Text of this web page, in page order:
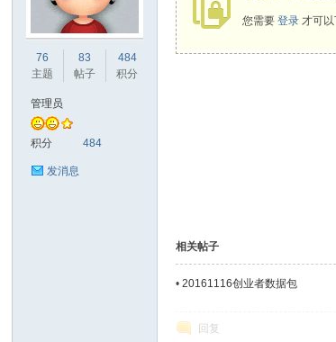
76
主题
83
帖子
484
积分
管理员
积分 484
发消息
您需要登录 才可
相关帖子
•20161116创业者数据包
回复